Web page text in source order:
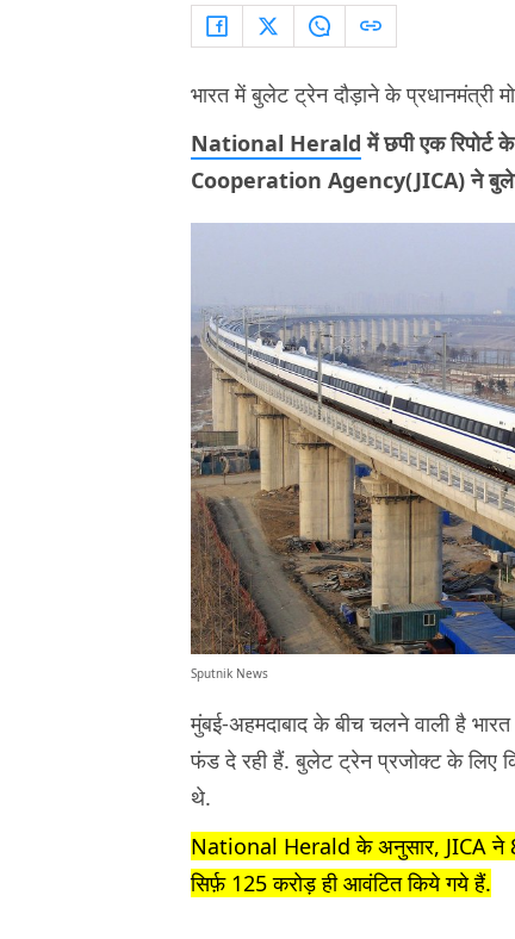
भारत में बुलेट ट्रेन दौड़ाने के प्रधानमंत्री
National Herald में छपी एक
Cooperation Agency(JICA) ने बुलेट
Sputnik News
मुंबई-अहमदाबाद के बीच चलने वाली है
फंड दे रही हैं. बुलेट ट्रेन प्रजोक्ट के लिए
थे.
National Herald के अनुसार, JICA ने
सिर्फ़ 125 करोड़ ही आवंटित किये गये हैं.